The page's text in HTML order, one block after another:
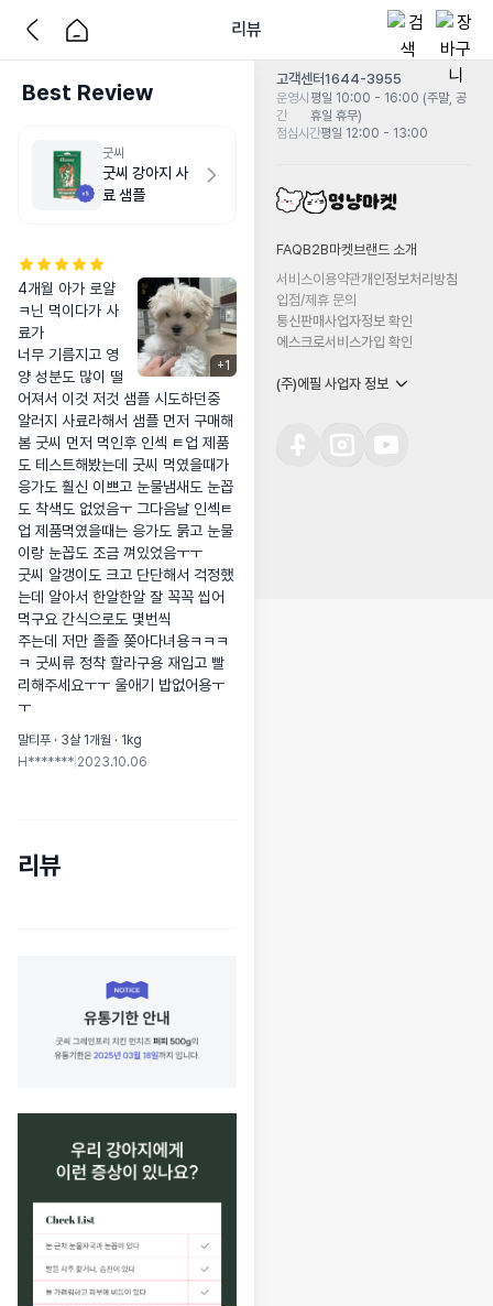
리뷰
Best Review
굿씨
굿씨 강아지 사
료 샘플
+1
4개월 아가 로얄
ㅋ닌 먹이다가 사
료가
너무 기름지고 영
양 성분도 많이 떨
어져서 이것 저것 샘플 시도하던중
알러지 사료라해서 샘플 먼저 구매해
봄 굿씨 먼저 먹인후 인섹 ㅌ업 제품
도 테스트해봤는데 굿씨 먹였을때가
응가도 훨신 이쁘고 눈물냄새도 눈꼽
도 착색도 없었음ㅜ 그다음날 인섹ㅌ
업 제품먹였을때는 응가도 묽고 눈물
이랑 눈꼽도 조금 껴있었음ㅜㅜ
굿씨 알갱이도 크고 단단해서 걱정했
는데 알아서 한알한알 잘 꼭꼭 씹어
먹구요 간식으로도 몇번씩
주는데 저만 졸졸 쫒아다녀용ㅋㅋㅋ
ㅋ 굿씨류 정착 할라구용 재입고 빨
리해주세요ㅜㅜ 울애기 밥없어용ㅜ
ㅜ
말티푸 · 3살 1개월 · 1kg
H******* 2023.10.06
리뷰
고객센터1644-3955
운영시
간
평일 10:00 - 16:00 (주말, 공
휴일 휴무)
점심시간평일 12:00 - 13:00
FAQB2B마켓 브랜드 소개
서비스이용약관개인정보처리방침
입점/제휴 문의
통신판매사업자정보 확인
에스크로서비스가입 확인
(주)에필 사업자 정보